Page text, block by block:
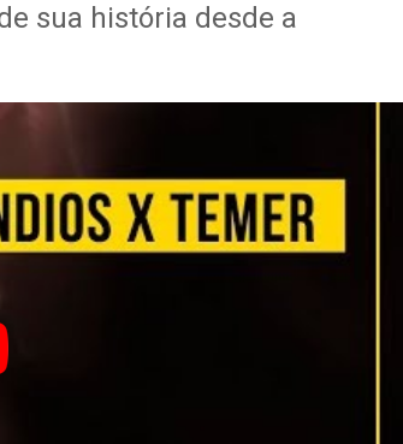
sua história desde a